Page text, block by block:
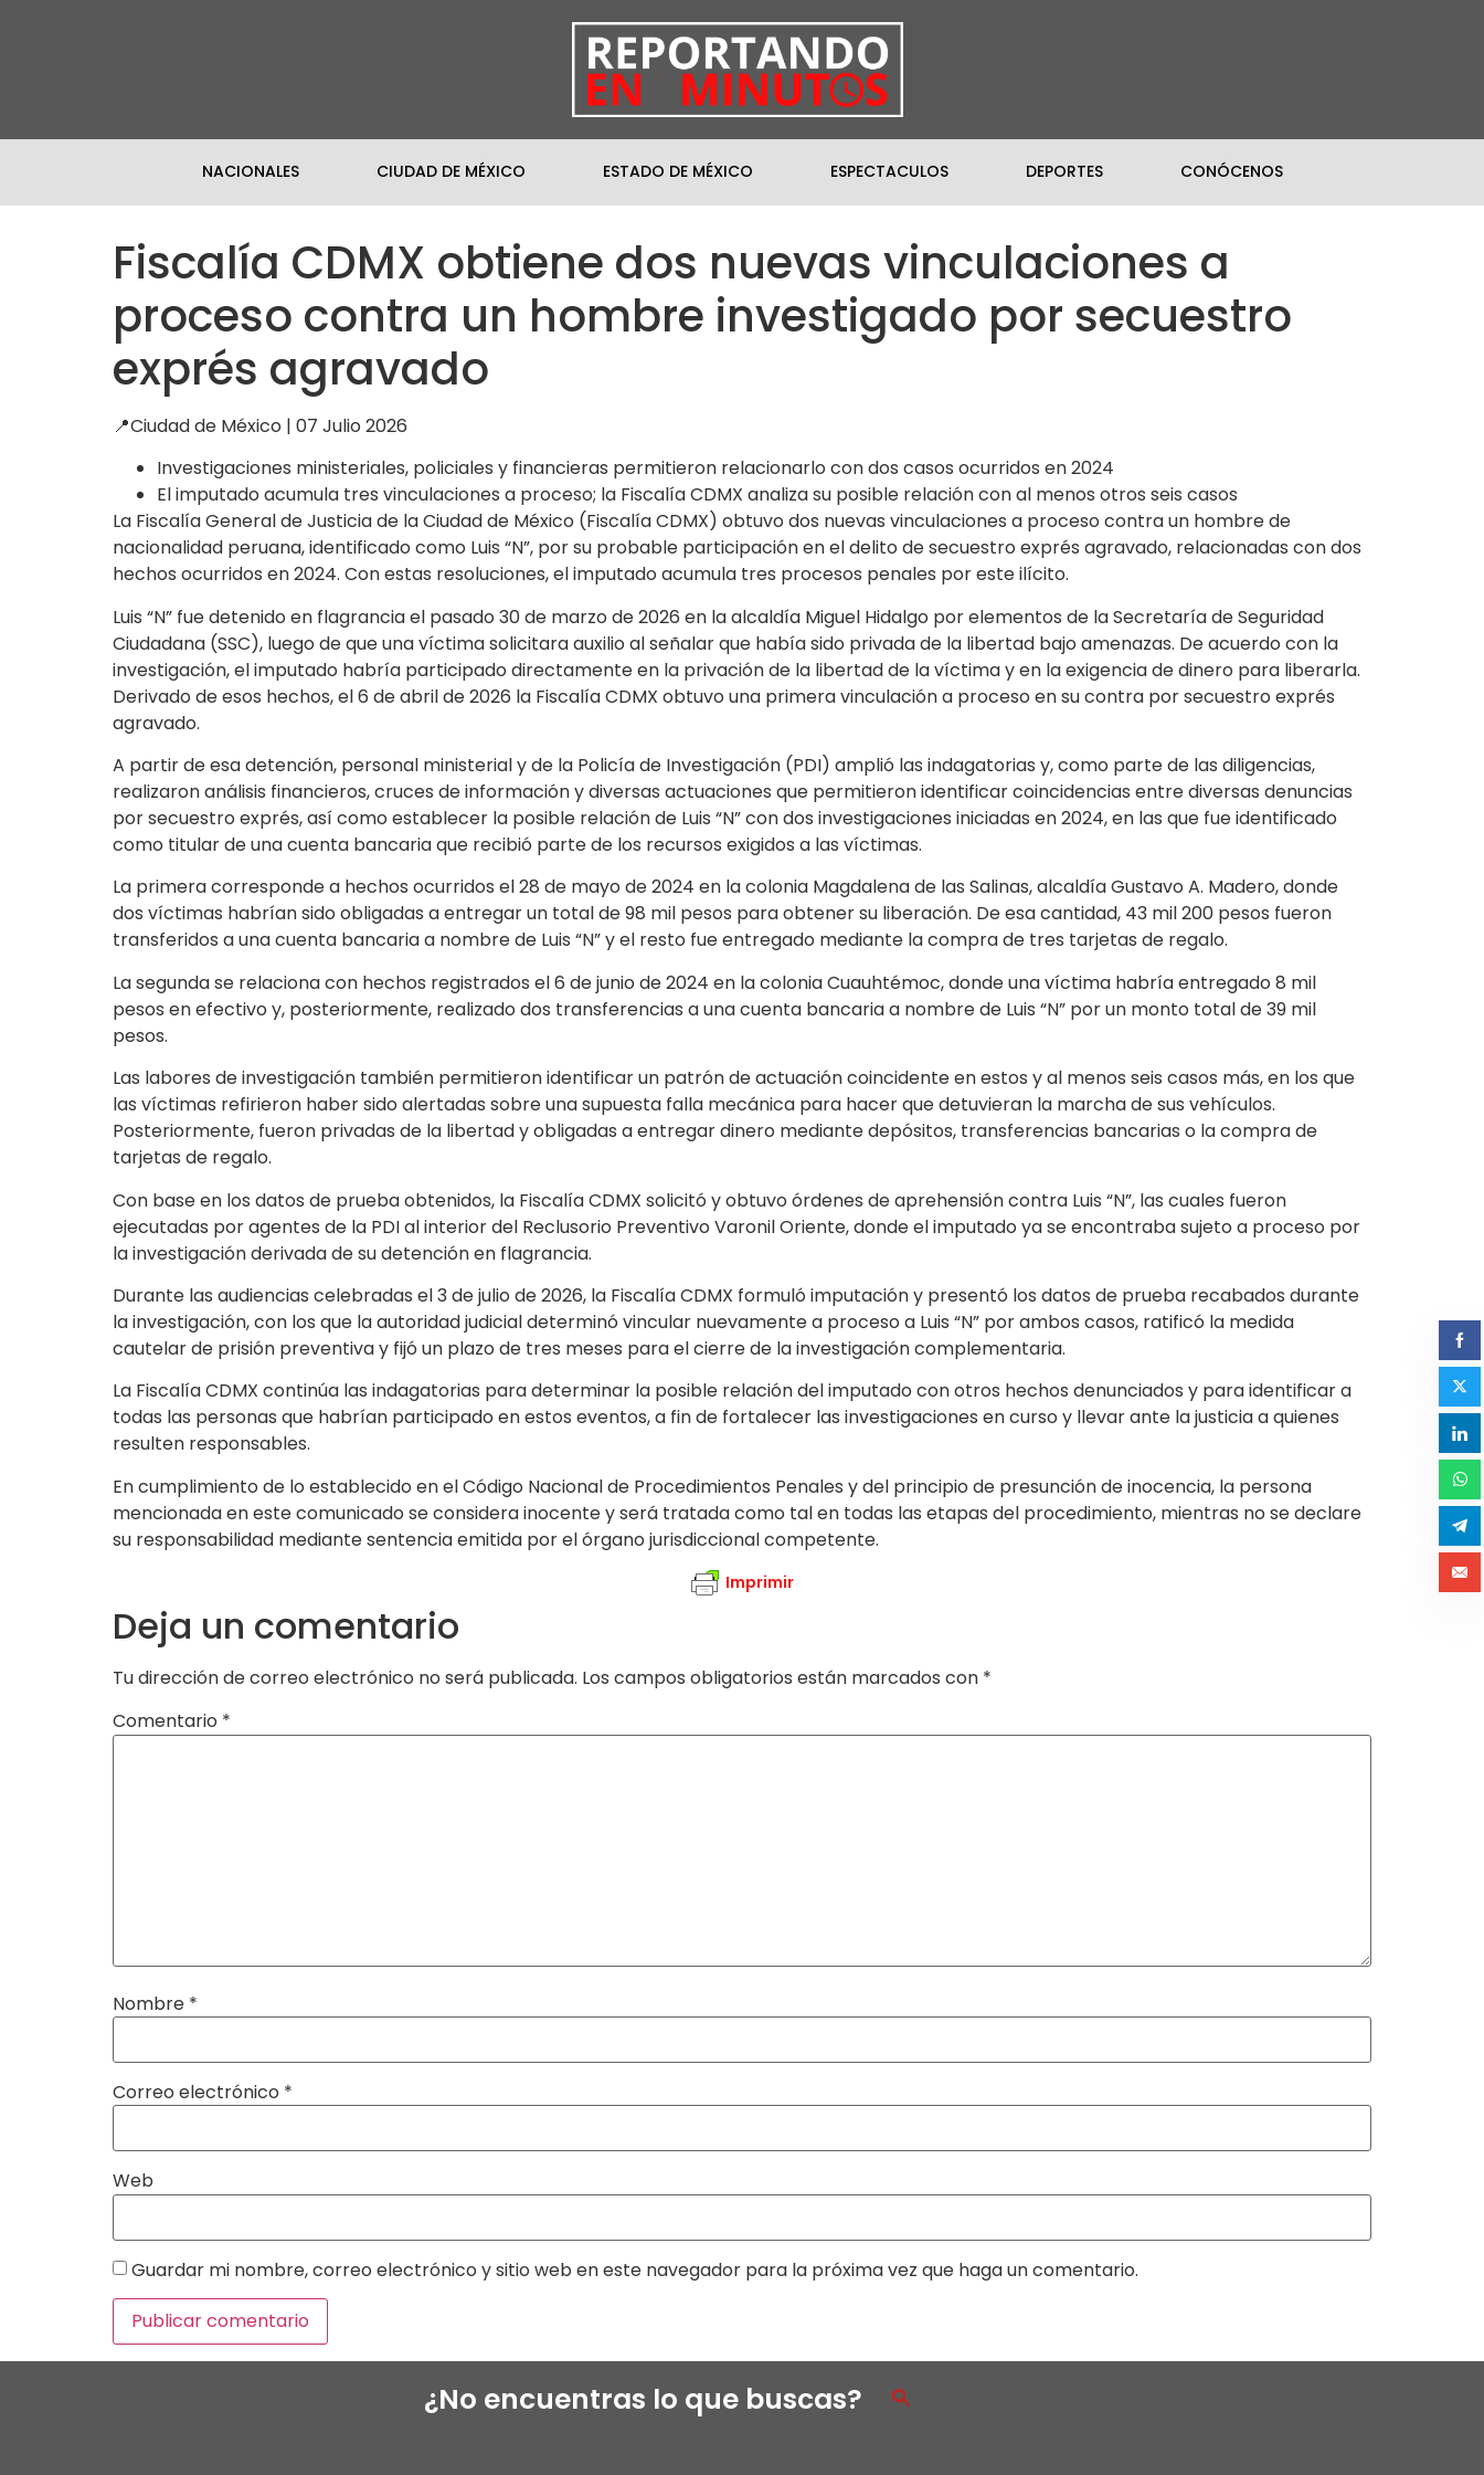
NACIONALES CIUDAD DE MÉXICO ESTADO DE MÉXICO ESPECTACULOS DEPORTES CONÓCENOS
Fiscalía CDMX obtiene dos nuevas vinculaciones a
proceso contra un hombre investigado por secuestro
exprés agravado
📍Ciudad de México | 07 Julio 2026
Investigaciones ministeriales, policiales y financieras permitieron relacionarlo con dos casos ocurridos en 2024
El imputado acumula tres vinculaciones a proceso; la Fiscalía CDMX analiza su posible relación con al menos otros seis casos
La Fiscalía General de Justicia de la Ciudad de México (Fiscalía CDMX) obtuvo dos nuevas vinculaciones a proceso contra un hombre de
nacionalidad peruana, identificado como Luis “N”, por su probable participación en el delito de secuestro exprés agravado, relacionadas con dos
hechos ocurridos en 2024. Con estas resoluciones, el imputado acumula tres procesos penales por este ilícito.
Luis “N” fue detenido en flagrancia el pasado 30 de marzo de 2026 en la alcaldía Miguel Hidalgo por elementos de la Secretaría de Seguridad
Ciudadana (SSC), luego de que una víctima solicitara auxilio al señalar que había sido privada de la libertad bajo amenazas. De acuerdo con la
investigación, el imputado habría participado directamente en la privación de la libertad de la víctima y en la exigencia de dinero para liberarla.
Derivado de esos hechos, el 6 de abril de 2026 la Fiscalía CDMX obtuvo una primera vinculación a proceso en su contra por secuestro exprés
agravado.
A partir de esa detención, personal ministerial y de la Policía de Investigación (PDI) amplió las indagatorias y, como parte de las diligencias,
realizaron análisis financieros, cruces de información y diversas actuaciones que permitieron identificar coincidencias entre diversas denuncias
por secuestro exprés, así como establecer la posible relación de Luis “N” con dos investigaciones iniciadas en 2024, en las que fue identificado
como titular de una cuenta bancaria que recibió parte de los recursos exigidos a las víctimas.
La primera corresponde a hechos ocurridos el 28 de mayo de 2024 en la colonia Magdalena de las Salinas, alcaldía Gustavo A. Madero, donde
dos víctimas habrían sido obligadas a entregar un total de 98 mil pesos para obtener su liberación. De esa cantidad, 43 mil 200 pesos fueron
transferidos a una cuenta bancaria a nombre de Luis “N” y el resto fue entregado mediante la compra de tres tarjetas de regalo.
La segunda se relaciona con hechos registrados el 6 de junio de 2024 en la colonia Cuauhtémoc, donde una víctima habría entregado 8 mil
pesos en efectivo y, posteriormente, realizado dos transferencias a una cuenta bancaria a nombre de Luis “N” por un monto total de 39 mil
pesos.
Las labores de investigación también permitieron identificar un patrón de actuación coincidente en estos y al menos seis casos más, en los que
las víctimas refirieron haber sido alertadas sobre una supuesta falla mecánica para hacer que detuvieran la marcha de sus vehículos.
Posteriormente, fueron privadas de la libertad y obligadas a entregar dinero mediante depósitos, transferencias bancarias o la compra de
tarjetas de regalo.
Con base en los datos de prueba obtenidos, la Fiscalía CDMX solicitó y obtuvo órdenes de aprehensión contra Luis “N”, las cuales fueron
ejecutadas por agentes de la PDI al interior del Reclusorio Preventivo Varonil Oriente, donde el imputado ya se encontraba sujeto a proceso por
la investigación derivada de su detención en flagrancia.
Durante las audiencias celebradas el 3 de julio de 2026, la Fiscalía CDMX formuló imputación y presentó los datos de prueba recabados durante
la investigación, con los que la autoridad judicial determinó vincular nuevamente a proceso a Luis “N” por ambos casos, ratificó la medida
cautelar de prisión preventiva y fijó un plazo de tres meses para el cierre de la investigación complementaria.
La Fiscalía CDMX continúa las indagatorias para determinar la posible relación del imputado con otros hechos denunciados y para identificar a
todas las personas que habrían participado en estos eventos, a fin de fortalecer las investigaciones en curso y llevar ante la justicia a quienes
resulten responsables.
En cumplimiento de lo establecido en el Código Nacional de Procedimientos Penales y del principio de presunción de inocencia, la persona
mencionada en este comunicado se considera inocente y será tratada como tal en todas las etapas del procedimiento, mientras no se declare
su responsabilidad mediante sentencia emitida por el órgano jurisdiccional competente.
Imprimir
Deja un comentario
Tu dirección de correo electrónico no será publicada. Los campos obligatorios están marcados con *
Comentario *
Nombre *
Correo electrónico *
Web
Guardar mi nombre, correo electrónico y sitio web en este navegador para la próxima vez que haga un comentario.
¿No encuentras lo que buscas?